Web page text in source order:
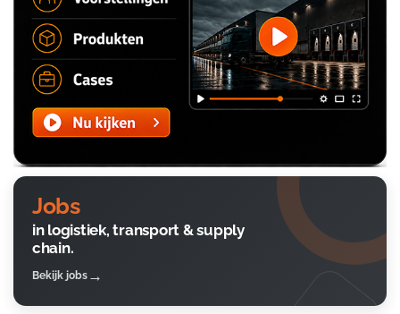
Jobs
in logistiek, transport & supply
chain.
Bekijk jobs